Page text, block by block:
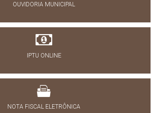
OUVIDORIA MUNICIPAL
IPTU ONLINE
NOTA FISCAL ELETRÔNICA